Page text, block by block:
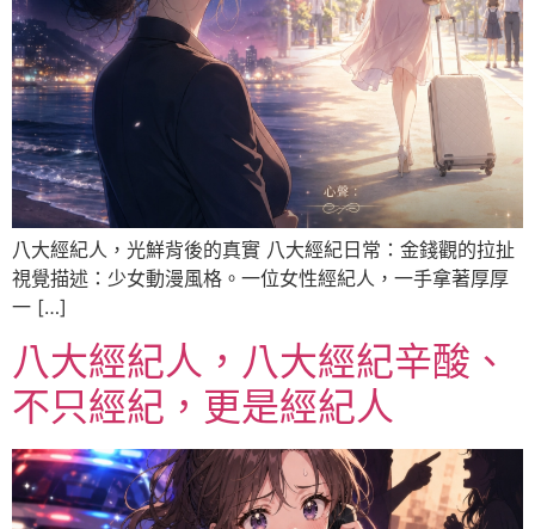
八大經紀人，光鮮背後的真實 八大經紀日常：金錢觀的拉扯
視覺描述：少女動漫風格。一位女性經紀人，一手拿著厚厚
一 […]
八大經紀人，八大經紀辛酸、
不只經紀，更是經紀人